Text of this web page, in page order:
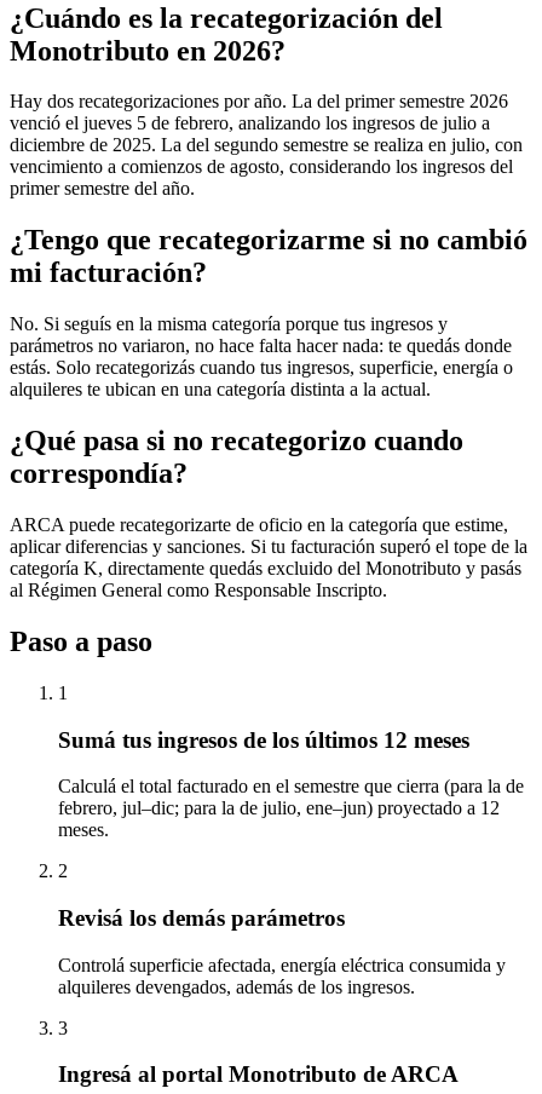
¿Cuándo es la recategorización del
Monotributo en 2026?
Hay dos recategorizaciones por año. La del primer semestre 2026
venció el jueves 5 de febrero, analizando los ingresos de julio a
diciembre de 2025. La del segundo semestre se realiza en julio, con
vencimiento a comienzos de agosto, considerando los ingresos del
primer semestre del año.
¿Tengo que recategorizarme si no cambió
mi facturación?
No. Si seguís en la misma categoría porque tus ingresos y
parámetros no variaron, no hace falta hacer nada: te quedás donde
estás. Solo recategorizás cuando tus ingresos, superficie, energía o
alquileres te ubican en una categoría distinta a la actual.
¿Qué pasa si no recategorizo cuando
correspondía?
ARCA puede recategorizarte de oficio en la categoría que estime,
aplicar diferencias y sanciones. Si tu facturación superó el tope de la
categoría K, directamente quedás excluido del Monotributo y pasás
al Régimen General como Responsable Inscripto.
Paso a paso
1
Sumá tus ingresos de los últimos 12 meses
Calculá el total facturado en el semestre que cierra (para la de
febrero, jul–dic; para la de julio, ene–jun) proyectado a 12
meses.
2
Revisá los demás parámetros
Controlá superficie afectada, energía eléctrica consumida y
alquileres devengados, además de los ingresos.
3
Ingresá al portal Monotributo de ARCA